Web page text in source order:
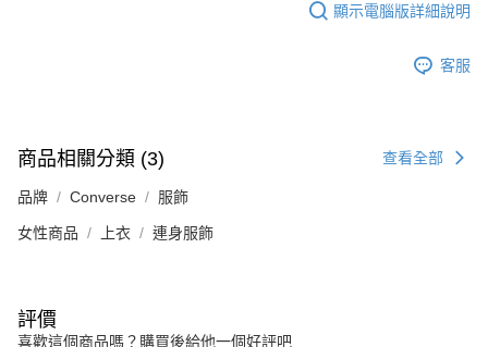
顯示電腦版詳細說明
客服
商品相關分類 (3) 查看全部
品牌 Converse 服飾
女性商品 上衣 連身服飾
評價
喜歡這個商品嗎？購買後給他一個好評吧